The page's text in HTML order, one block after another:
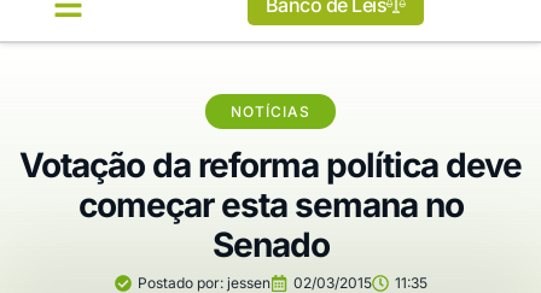
Banco de Leis
NOTÍCIAS
Votação da reforma política deve
começar esta semana no
Senado
Postado por:jessen 02/03/2015 11:35